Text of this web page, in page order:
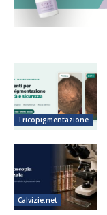
Tricopigmentazione
Calvizie.net